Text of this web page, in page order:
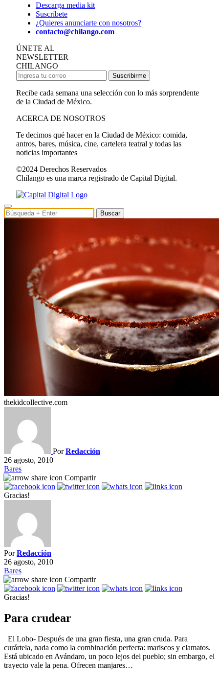
Descarga media kit
Suscríbete
¿Quieres anunciarte con nosotros?
contacto@chilango.com
ÚNETE AL
NEWSLETTER
CHILANGO
Suscribirme
Recibe cada semana una selección con lo más sorprendente
de la Ciudad de México.
ACERCA DE NOSOTROS
Te decimos qué hacer en la Ciudad de México: comida,
antros, bares, música, cine, cartelera teatral y todas las
noticias importantes
©2024 Derechos Reservados
Chilango es una marca registrado de Capital Digital.
Buscar
thekidcollective.com
PorRedacción
26 agosto, 2010
Bares
Compartir
Gracias!
PorRedacción
26 agosto, 2010
Bares
Compartir
Gracias!
Para crudear
El Lobo- Después de una gran fiesta, una gran cruda. Para
curártela, nada como la combinación perfecta: mariscos y clamatos.
Está ubicado en Avándaro, un poco lejos del pueblo; sin embargo, el
trayecto vale la pena. Ofrecen manjares…